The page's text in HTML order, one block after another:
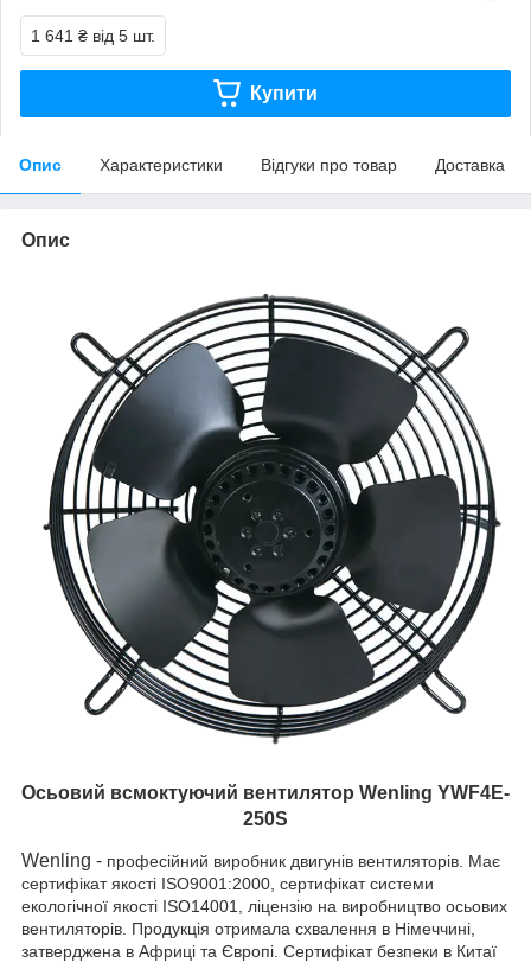
1 641 ₴ від 5 шт.
Купити
Опис Характеристики Відгуки про товар Доставка
Опис
Осьовий всмоктуючий вентилятор Wenling YWF4E-
250S
Wenling - професійний виробник двигунів вентиляторів. Має
сертифікат якості ISO9001:2000, сертифікат системи
екологічної якості ISO14001, ліцензію на виробництво осьових
вентиляторів. Продукція отримала схвалення в Німеччині,
затверджена в Африці та Європі. Сертифікат безпеки в Китаї